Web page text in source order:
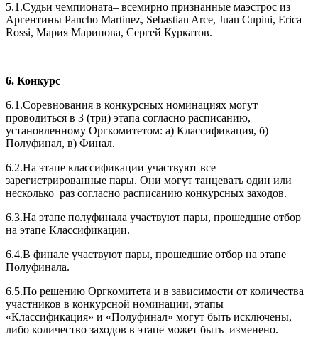
5.1.Судьи чемпионата– всемирно признанные маэстрос из
Аргентины Pancho Martinez, Sebastian Arce, Juan Cupini, Erica
Rossi, Мария Маринова, Сергей Куркатов.
6. Конкурс
6.1.Соревнования в конкурсных номинациях могут
проводиться в 3 (три) этапа согласно расписанию,
установленному Оргкомитетом: а) Классификация, б)
Полуфинал, в) Финал.
6.2.На этапе классификации участвуют все
зарегистрированные пары. Они могут танцевать один или
несколько раз согласно расписанию конкурсных заходов.
6.3.На этапе полуфинала участвуют пары, прошедшие отбор
на этапе Классификации.
6.4.В финале участвуют пары, прошедшие отбор на этапе
Полуфинала.
6.5.По решению Оргкомитета и в зависимости от количества
участников в конкурсной номинации, этапы
«Классификация» и «Полуфинал» могут быть исключены,
либо количество заходов в этапе может быть изменено.